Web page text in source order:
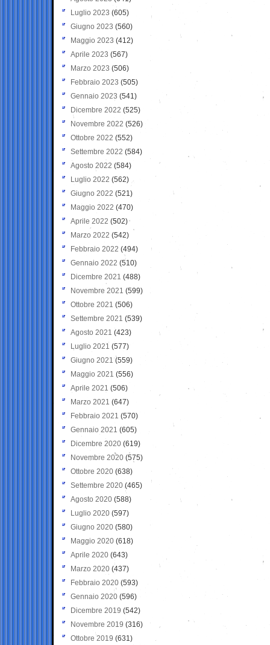
Luglio 2023 (605)
Giugno 2023 (560)
Maggio 2023 (412)
Aprile 2023 (567)
Marzo 2023 (506)
Febbraio 2023 (505)
Gennaio 2023 (541)
Dicembre 2022 (525)
Novembre 2022 (526)
Ottobre 2022 (552)
Settembre 2022 (584)
Agosto 2022 (584)
Luglio 2022 (562)
Giugno 2022 (521)
Maggio 2022 (470)
Aprile 2022 (502)
Marzo 2022 (542)
Febbraio 2022 (494)
Gennaio 2022 (510)
Dicembre 2021 (488)
Novembre 2021 (599)
Ottobre 2021 (506)
Settembre 2021 (539)
Agosto 2021 (423)
Luglio 2021 (577)
Giugno 2021(559)
Maggio 2021 (556)
Aprile 2021 (506)
Marzo 2021 (647)
Febbraio 2021 (570)
Gennaio 2021 (605)
Dicembre 2020 (619)
Novembre 2020 (575)
Ottobre 2020 (638)
Settembre 2020(465)
Agosto 2020 (588)
Luglio 2020 (597)
Giugno 2020 (580)
Maggio 2020 (618)
Aprile 2020 (643)
Marzo 2020 (437)
Febbraio 2020 (593)
Gennaio 2020 (596)
Dicembre 2019 (542)
Novembre 2019 (316)
Ottobre 2019 (631)